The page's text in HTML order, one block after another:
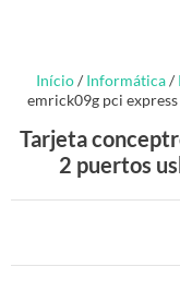
Início/ Informática/
emrick09g pci express
Tarjeta
2 puertos